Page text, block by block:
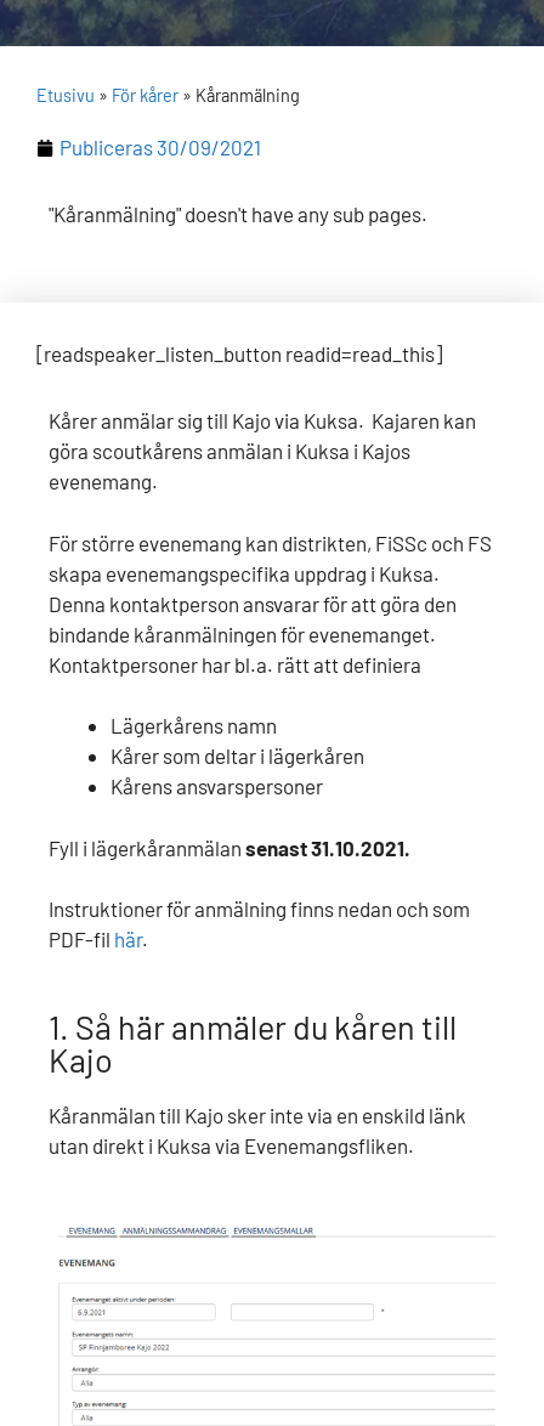
Etusivu » För kårer » Kåranmälning
Publiceras 30/09/2021
"Kåranmälning" doesn't have any sub pages.
[readspeaker_listen_button readid=read_this]
Kårer anmälar sig till Kajo via Kuksa. Kajaren kan
göra scoutkårens anmälan i Kuksa i Kajos
evenemang.
För större evenemang kan distrikten, FiSSc och FS
skapa evenemangspecifika uppdrag i Kuksa.
Denna kontaktperson ansvarar för att göra den
bindande kåranmälningen för evenemanget.
Kontaktpersoner har bl.a. rätt att definiera
Lägerkårens namn
Kårer som deltar i lägerkåren
Kårens ansvarspersoner
Fyll i lägerkåranmälan senast 31.10.2021.
Instruktioner för anmälning finns nedan och som
PDF-fil här.
1. Så här anmäler du kåren till
Kajo
Kåranmälan till Kajo sker inte via en enskild länk
utan direkt i Kuksa via Evenemangsfliken.